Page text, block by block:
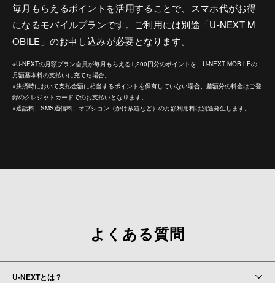
毎月もらえるポイントを活用することで、スマホ代がお得
になるモバイルプランです。ご利用には別途「U-NEXT M
OBILE」のお申し込みが必要となります。
※U-NEXTの月額プラン会員が毎月もらえる1,200円分のポイントを、U-NEXT MOBILEの
月額基本料の支払いに充てた場合。
※決済時において支払金額に相当するポイントを保有していない場合、差額分の料金はご登
録のクレジットカードでのお支払いとなります。
※通話料、SMS通信料、オプション（かけ放題など）の月額利用料は別途発生します。
よくある質問
U-NEXTとは？